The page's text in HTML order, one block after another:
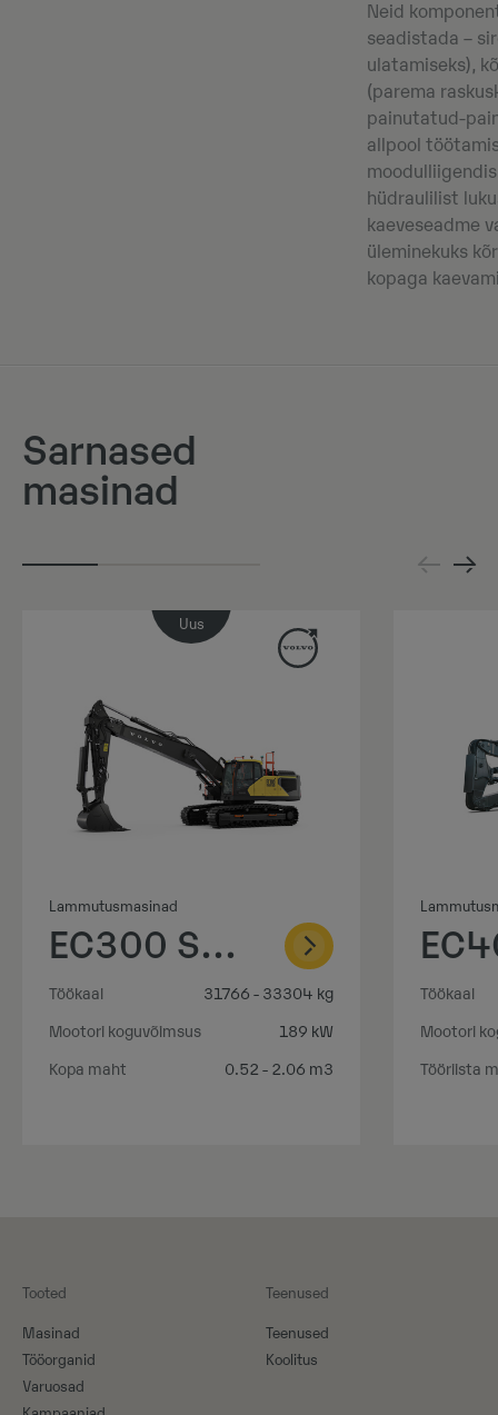
Neid
seadistada –
ulatamiseks),
(parema
painutatud-
allpool
hüdraulilist
kaeveseadme
üleminekuks
kopaga
Sarnased
masinad
Uus
Lammutusmasinad
EC300 Straight Boom
Töökaal
31766 - 33304 kg
Mootori koguvõimsus
189 kW
Kopa maht
0.52 - 2.06 m3
Töökaal
Mootori
Tööriista
Tooted
Masinad
Tööorganid
Varuosad
Teenused
Teenused
Koolitus